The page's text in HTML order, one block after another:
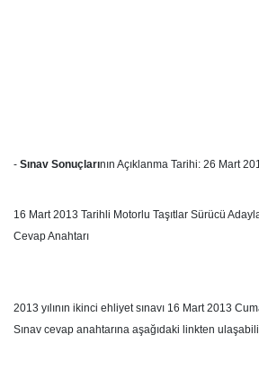
- Sınav Sonuçlarının Açıklanma Tarihi: 26 Mart
16 Mart 2013 Tarihli Motorlu Taşıtlar Sürücü
Cevap Anahtarı
2013 yılının ikinci ehliyet sınavı 16 Mart 2013
Sınav cevap anahtarına aşağıdaki linkten